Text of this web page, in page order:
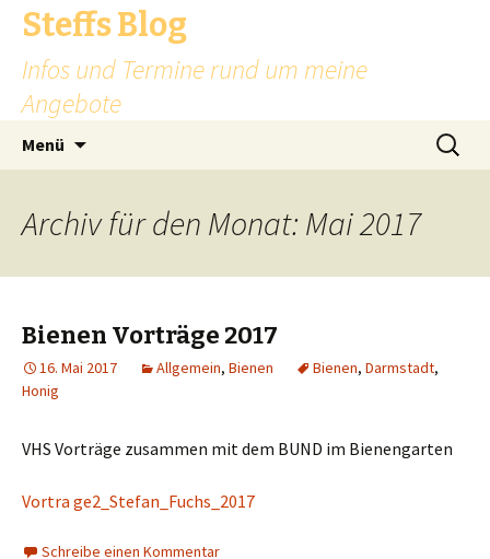
Steffs Blog
Infos und Termine rund um meine
Angebote
Menü
Suchen
nach:
Archiv für den Monat: Mai 2017
Bienen Vorträge 2017
16. Mai 2017 Allgemein, Bienen Bienen, Darmstadt,
Honig
VHS Vorträge zusammen mit dem BUND im Bienengarten
Vortra ge2_Stefan_Fuchs_2017
Schreibe einen Kommentar